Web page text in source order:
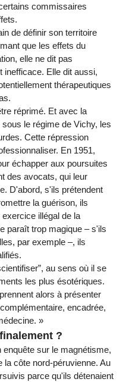
commissaires
de définir son territoire
que les effets du
elle ne dit pas
inefficace. Elle dit aussi,
thérapeutiques
réprimé. Et avec la
le régime de Vichy, les
Cette répression
En 1951,
échapper aux poursuites
des avocats, qui leur
D'abord, s'ils prétendent
la guérison, ils
illégal de la
paraît trop magique – s'ils
par exemple –, ils
au sens où il se
les plus ésotériques.
alors à présenter
encadrée,
»
?
enquête sur le magnétisme,
la côte nord-péruvienne. Au
parce qu'ils détenaient